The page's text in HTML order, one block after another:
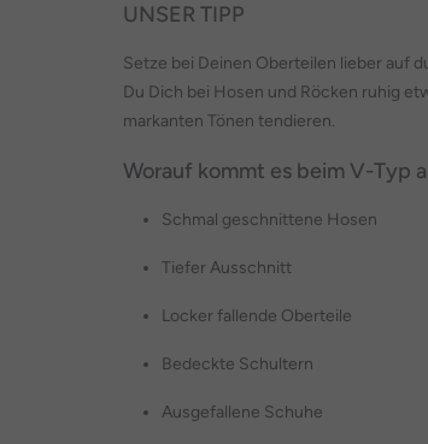
UNSER TIPP
Setze bei Deinen Oberteilen lieber auf
Du Dich bei Hosen und Röcken ruhig
markanten Tönen tendieren.
Worauf kommt es beim V-Typ
Schmal geschnittene Hosen
Tiefer Ausschnitt
Locker fallende Oberteile
Bedeckte Schultern
Ausgefallene Schuhe